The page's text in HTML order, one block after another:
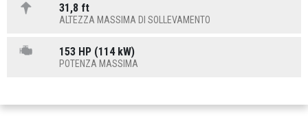
31,8 ft
ALTEZZA MASSIMA DI SOLLEVAMENTO
153 HP (114 kW)
POTENZA MASSIMA